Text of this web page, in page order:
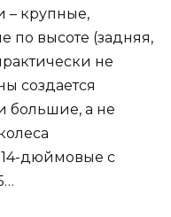
– крупные,
по высоте (задняя,
не
создается
большие, а не
14-дюймовые с